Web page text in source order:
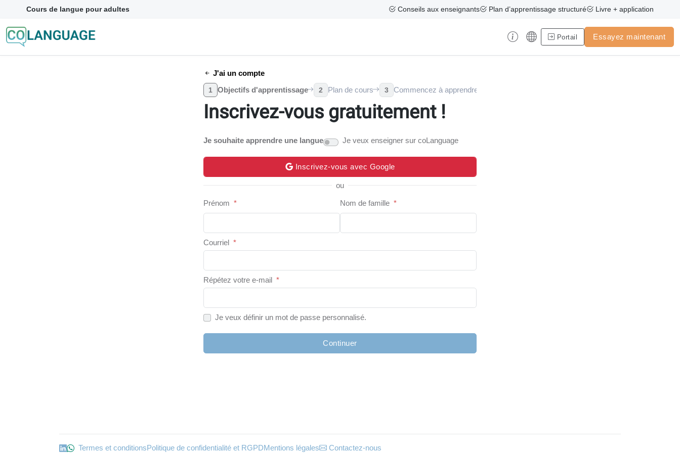
Cours de langue pour adultes Conseils aux enseignants Plan d’apprentissage structuré Livre + application
Portail Essayez maintenant
J'ai un compte
1 Objectifs d'apprentissage 2 Plan de cours 3 Commencez à apprendre
Inscrivez-vous gratuitement !
Je souhaite apprendre une langue Je veux enseigner sur coLanguage
Inscrivez-vous avec Google
ou
Prénom * Nom de famille *
Courriel *
Répétez votre e-mail *
Je veux définir un mot de passe personnalisé.
Continuer
Termes et conditionsPolitique de confidentialité et RGPDMentions légales Contactez-nous